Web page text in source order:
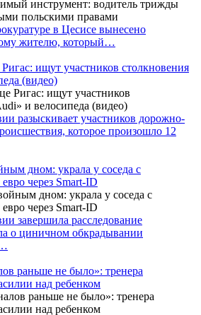
в Цесисе вынесено
жителю, который…
ищут участников столкновения
(видео)
разыскивает участников дорожно-
которое произошло 12
дном: украла у соседа с
через Smart-ID
завершила расследование
о циничном обкрадывании
раньше не было»: тренера
над ребенком